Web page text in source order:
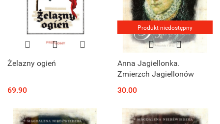
Żelazny ogień
69.90
Produkt niedostępny
Anna Jagiellonka.
Zmierzch Jagiellonów
30.00